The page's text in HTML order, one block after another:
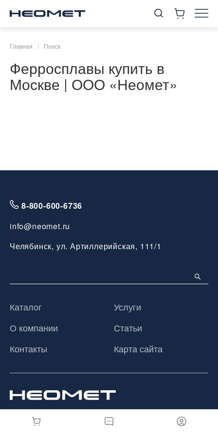
Главная / Поиск
Ферросплавы купить в
Москве | ООО «Неомет»
8-800-600-6736
info@neomet.ru
Челябинск, ул. Артиллерийская, 111/1
Каталог
Услуги
О компании
Статьи
Контакты
Карта сайта
© 2026 ООО «Неомет», Все права защищены